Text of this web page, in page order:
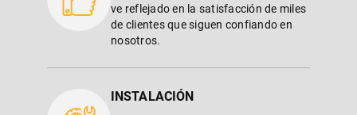
ve reflejado en la satisfacción de miles
de clientes que siguen confiando en
nosotros.
INSTALACIÓN